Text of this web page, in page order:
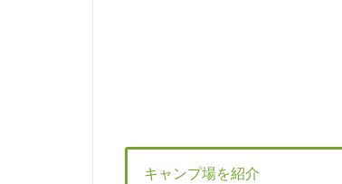
キャンプ場を紹介